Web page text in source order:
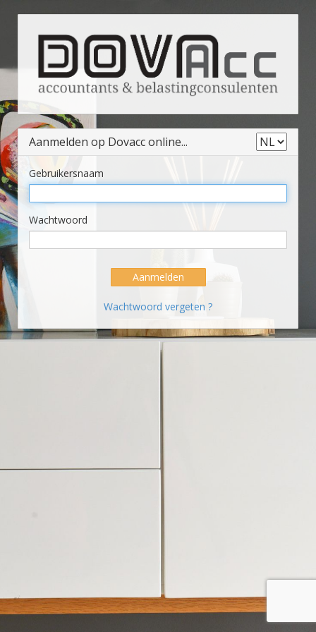
Aanmelden op Dovacc online...
Gebruikersnaam
Wachtwoord
Aanmelden
Wachtwoord vergeten ?